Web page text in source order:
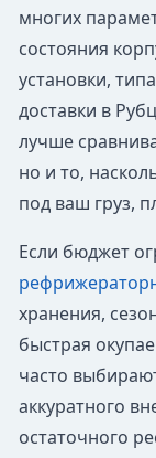
многих
состояния
установки,
доставки в
лучше
но и то,
под ваш груз,
Если бюджет
хранения,
быстрая
часто
аккуратного
остаточного